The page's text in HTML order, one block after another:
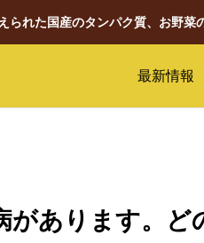
れた国産のタンパク質、お野
最新情報
があります。ど